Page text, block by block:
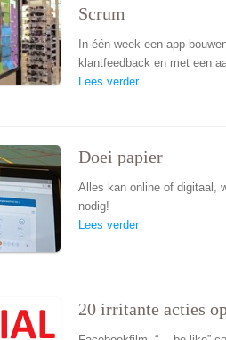
Scrum
In één week een app
klantfeedback en met een
Lees verder
Doei papier
Alles kan online of digitaal,
nodig!
Lees verder
20 irritante acties